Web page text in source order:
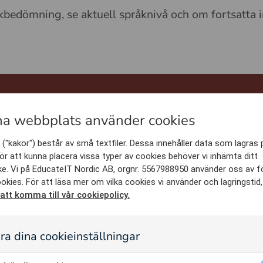
se aktuell språknivå och om fortsatta
BASERAT PÅ VERKSAMHETENS
till tryggare
i en enhetlig process för tydlig
webbplats använder cookies
består av små textfiler. Dessa innehåller data som lagras
att kunna placera vissa typer av cookies behöver vi inhämta ditt
Vi på EducateIT Nordic AB, orgnr. 5567988950 använder oss av
För att läsa mer om vilka cookies vi använder och lagringstid,
komma till vår cookiepolicy.
dina cookieinställningar